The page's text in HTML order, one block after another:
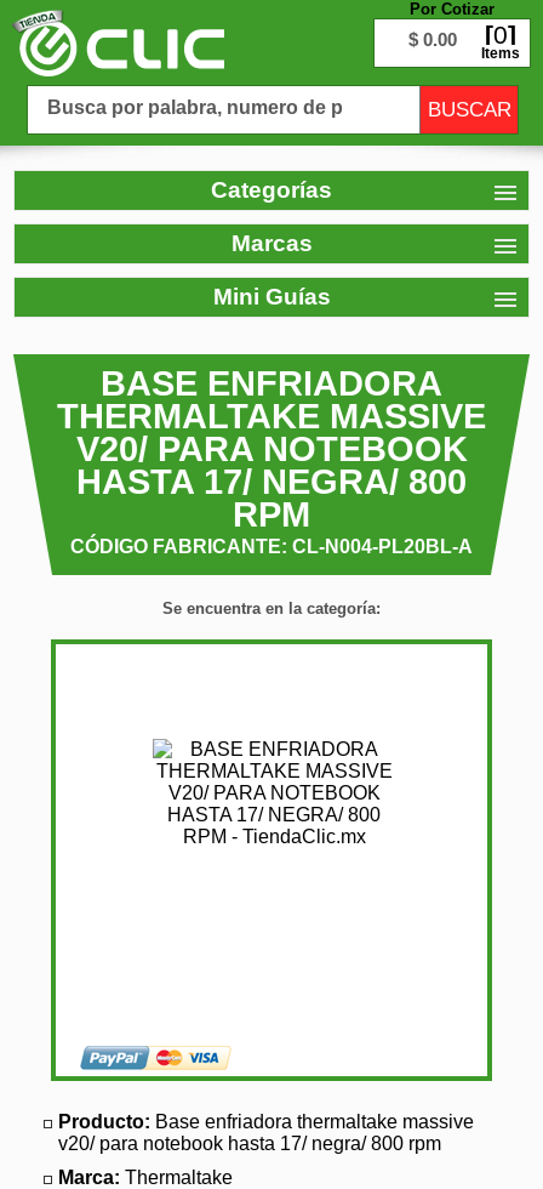
Por Cotizar
$ 0.00 0
Items
Categorías
Marcas
Mini Guías
BASE ENFRIADORA
THERMALTAKE MASSIVE
V20/ PARA NOTEBOOK
HASTA 17/ NEGRA/ 800
RPM
CÓDIGO FABRICANTE: CL-N004-PL20BL-A
Se encuentra en la categoría:
Producto: Base enfriadora thermaltake massive
v20/ para notebook hasta 17/ negra/ 800 rpm
Marca: Thermaltake